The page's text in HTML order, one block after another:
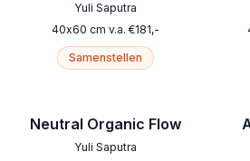
Yuli Saputra
40x60 cm v.a. €181,-
Samenstellen
Neutral Organic Flow
Yuli Saputra